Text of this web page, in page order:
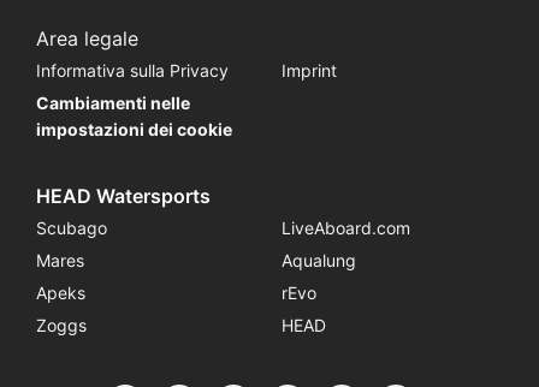
Area legale
Informativa sulla Privacy
Imprint
Cambiamenti nelle
impostazioni dei cookie
HEAD Watersports
Scubago
LiveAboard.com
Mares
Aqualung
Apeks
rEvo
Zoggs
HEAD